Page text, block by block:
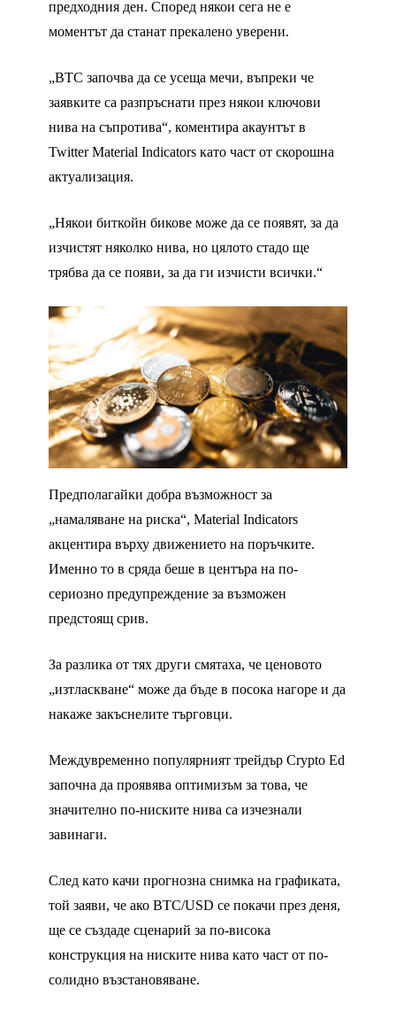
предходния ден. Според някои сега не е
моментът да станат прекалено уверени.
„BTC започва да се усеща мечи, въпреки че
заявките са разпръснати през някои ключови
нива на съпротива“, коментира акаунтът в
Twitter Material Indicators като част от скорошна
актуализация.
„Някои биткойн бикове може да се появят, за да
изчистят няколко нива, но цялото стадо ще
трябва да се появи, за да ги изчисти всички.“
Предполагайки добра възможност за
„намаляване на риска“, Material Indicators
акцентира върху движението на поръчките.
Именно то в сряда беше в центъра на по-
сериозно предупреждение за възможен
предстоящ срив.
За разлика от тях други смятаха, че ценовото
„изтласкване“ може да бъде в посока нагоре и да
накаже закъснелите търговци.
Междувременно популярният трейдър Crypto Ed
започна да проявява оптимизъм за това, че
значително по-ниските нива са изчезнали
завинаги.
След като качи прогнозна снимка на графиката,
той заяви, че ако BTC/USD се покачи през деня,
ще се създаде сценарий за по-висока
конструкция на ниските нива като част от по-
солидно възстановяване.